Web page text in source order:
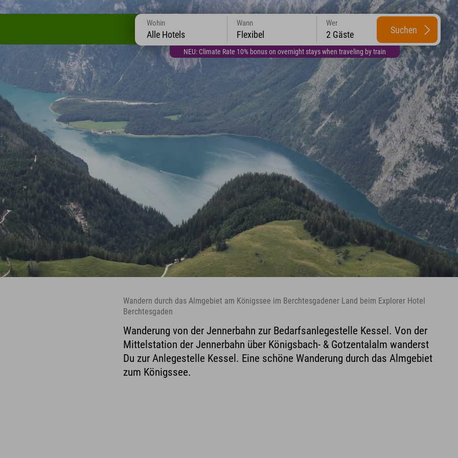
NEU: Climate Rate 10% bonus on overnight stays when traveling by train
Wohin
Alle Hotels
Wann
Flexibel
Wer
2 Gäste Suchen
Wandern durch das Almgebiet am Königssee im Berchtesgadener Land beim Explorer Hotel
Berchtesgaden
Wanderung von der Jennerbahn zur Bedarfsanlegestelle Kessel. Von der
Mittelstation der Jennerbahn über Königsbach- & Gotzentalalm wanderst
Du zur Anlegestelle Kessel. Eine schöne Wanderung durch das Almgebiet
zum Königssee.